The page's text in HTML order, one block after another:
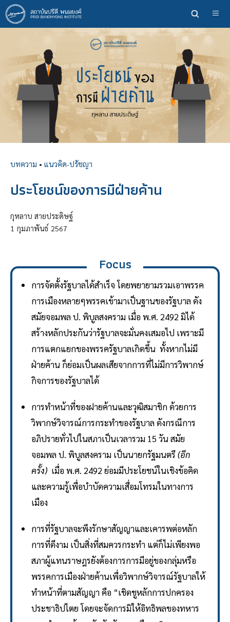
ข้าม
ไป
ยัง
บทความ • แนวคิด-ปรัชญา
ประโยชน์ของการมีฝ่ายค้าน
กุหลาบ สายประดิษฐ์
1 กุมภาพันธ์ 2567
Focus
การจัดตั้งรัฐบาลได้สำเร็จ โดยพยายามรวมเอาพรรค
การเมืองหลายๆพรรคเข้ามาเป็นฐานของรัฐบาล ดัง
สมัยจอมพล ป. พิบูลสงคราม เมื่อ พ.ศ. 2492 มิได้
สร้างหลักประกันว่ารัฐบาลจะมั่นคงเสมอไป เพราะมี
การแตกแยกของพรรครัฐบาลเกิดขึ้น ทั้งหากไม่มี
ฝ่ายค้าน ก็ย่อมเป็นผลเสียจากการที่ไม่มีการวิพากษ์
กิจการของรัฐบาลได้
การทำหน้าที่ของฝายค้านและวุฒิสมาชิก ด้วยการ
วิพากษ์วิจารณ์การกระทำของรัฐบาล ดังกรณีการ
อภิปรายทั่วไปในสภาเป็นเวลารวม 15 วัน สมัย
จอมพล ป. พิบูลสงคราม เป็นนายกรัฐมนตรี(อีก
ครั้ง)เมื่อ พ.ศ. 2492 ย่อมมีประโยชน์ในเชิงข้อคิด
และความรู้เพื่อบำบัดความเสื่อมโทรมในทางการ
เมือง
การที่รัฐบาลจะพึงรักษาสัญญาและเคารพต่อหลัก
การที่ดีงาม เป็นสิ่งที่สมควรกระทำ แต่ก็ไม่เพียงพอ
สภาผู้แทนราษฎรยังต้องการการมีอยู่ของกลุ่มหรือ
พรรคการเมืองฝ่ายค้านเพื่อวิพากษ์วิจารณ์รัฐบาลให้
ทำหน้าที่ตามสัญญา คือ “เชิดชูหลักการปกครอง
ประชาธิปไตย โดยจะจัดการมิให้อิทธิพลของทหาร